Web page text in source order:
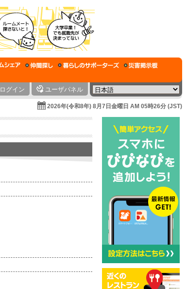
ログイン ユーザパネル
2026年(令和8年) 8月7日金曜日 AM 05時26分 (JST)